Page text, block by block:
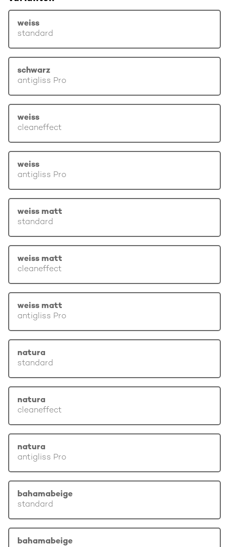
weiss
standard
schwarz
antigliss Pro
weiss
cleaneffect
weiss
antigliss Pro
weiss matt
standard
weiss matt
cleaneffect
weiss matt
antigliss Pro
natura
standard
natura
cleaneffect
natura
antigliss Pro
bahamabeige
standard
bahamabeige